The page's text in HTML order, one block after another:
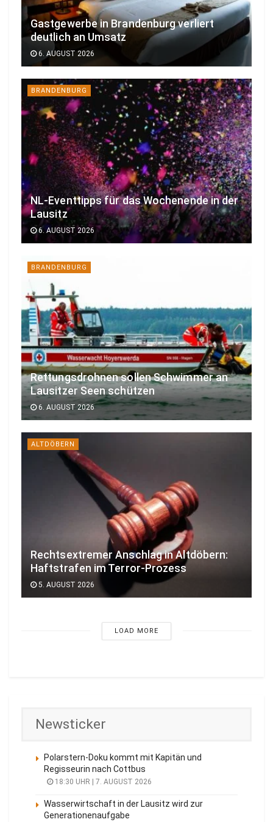
Gastgewerbe in Brandenburg verliert
deutlich an Umsatz
6. AUGUST 2026
BRANDENBURG
NL-Eventtipps für das Wochenende in der
Lausitz
6. AUGUST 2026
BRANDENBURG
Rettungsdrohnen sollen Schwimmer an
Lausitzer Seen schützen
6. AUGUST 2026
ALTDÖBERN
Rechtsextremer Anschlag in Altdöbern:
Haftstrafen im Terror-Prozess
5. AUGUST 2026
LOAD MORE
Newsticker
Polarstern-Doku kommt mit Kapitän und
Regisseurin nach Cottbus
18:30 UHR | 7. AUGUST 2026
Wasserwirtschaft in der Lausitz wird zur
Generationenaufgabe